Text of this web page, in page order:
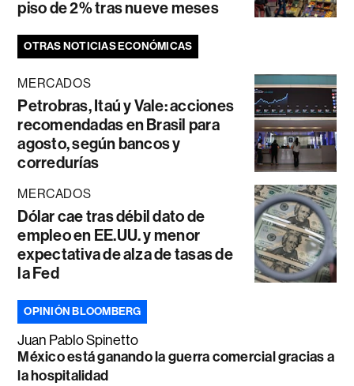
piso de 2% tras nueve meses
OTRAS NOTICIAS ECONÓMICAS
MERCADOS
Petrobras, Itaú y Vale: acciones
recomendadas en Brasil para
agosto, según bancos y
corredurías
MERCADOS
Dólar cae tras débil dato de
empleo en EE.UU. y menor
expectativa de alza de tasas de
la Fed
OPINIÓN BLOOMBERG
Juan Pablo Spinetto
México está ganando la guerra comercial gracias a
la hospitalidad